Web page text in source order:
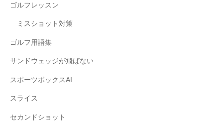
ゴルフレッスン
ミスショット対策
ゴルフ用語集
サンドウェッジが飛ばない
スポーツボックスAI
スライス
セカンドショット